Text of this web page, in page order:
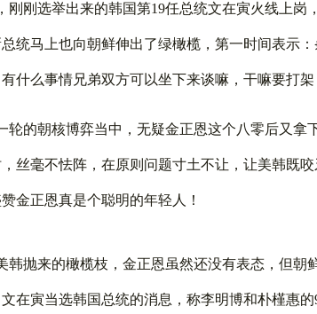
刚刚选举出来的韩国第19任总统文在寅火线上岗
统马上也向朝鲜伸出了绿橄榄，第一时间表示
什么事情兄弟双方可以坐下来谈嘛，干嘛要打架
轮的朝核博弈当中，无疑金正恩这个八零后又拿
丝毫不怯阵，在原则问题寸土不让，让美韩既
金正恩真是个聪明的年轻人！
韩抛来的橄榄枝，金正恩虽然还没有表态，但朝
文在寅当选韩国总统的消息，称李明博和朴槿惠的